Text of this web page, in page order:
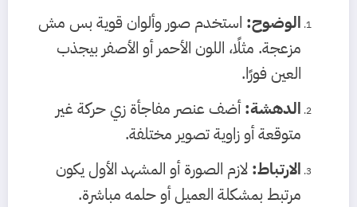
الوضوح: استخدم صور وألوان قوية بس مش
مزعجة. مثلًا، اللون الأحمر أو الأصفر بيجذب
العين فورًا.
الدهشة:أضف عنصر مفاجأة زي حركة غير
متوقعة أو زاوية تصوير مختلفة.
الارتباط: لازم الصورة أو المشهد الأول يكون
مرتبط بمشكلة العميل أو حلمه مباشرة.